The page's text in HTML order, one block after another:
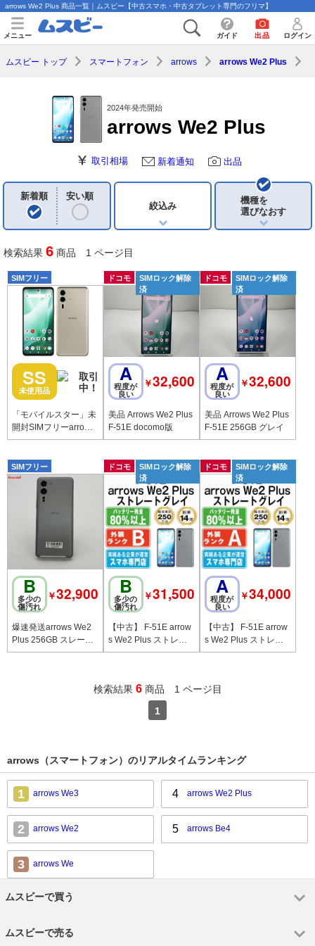
arrows We2 Plus 商品一覧｜ムスビー【中古スマホ・中古タブレット専門のフリマ】
メニュー ガイド 出品 ログイン
ムスビー トップ スマートフォン arrows arrows We2 Plus
2024年発売開始
arrows We2 Plus
取引相場 新着通知 出品
新着順
安い順
絞込み
機種を
選びなおす
検索結果 6 商品 1 ページ目
SIMフリー
SS
未使用品
「モバイルスター」未
開封SIMフリーarrows
We2 Plus M06 シャン
ドコモ
SIMロック解除
済
A
程度が
良い
￥32,600
美品 Arrows We2 Plus
F-51E docomo版
ドコモ
SIMロック解除
済
A
程度が
良い
￥32,600
美品 Arrows We2 Plus
F-51E 256GB グレイ
SIMフリー
B
多少の
傷汚れ
￥32,900
爆速発送arrows We2
Plus 256GB スレート
グレー M06 SIMフリ
ドコモ
SIMロック解除
済
B
多少の
傷汚れ
￥31,500
【中古】 F-51E arrow
s We2 Plus ストレー
トグレイ f51egy7mtm
ドコモ
SIMロック解除
済
A
程度が
良い
￥34,000
【中古】 F-51E arrow
s We2 Plus ストレー
トグレイ f51egy8mtm
検索結果 6商品 1 ページ目
1
arrows（スマートフォン）のリアルタイムランキング
1 arrows We3
2 arrows We2
3 arrows We
4 arrows We2 Plus
5 arrows Be4
ムスビーで買う
ムスビーで売る